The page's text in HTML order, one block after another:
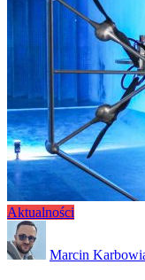
Aktualności
Marcin